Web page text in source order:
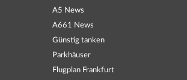
A5 News
A661 News
Günstig tanken
Parkhäuser
Flugplan Frankfurt